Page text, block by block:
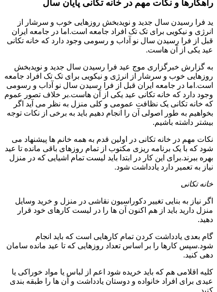
راهکارها و نکات مهم در خانه تکانی پایان سال
ید فرا رسیدن سال جدید و نویدبخش روزهایی خوب و سرشار از
انرژی و نیکویی برای تک تک افراد جامعه است.اما در جامعه ایران
قبل از فرا رسیدن سال نو آداب و رسومی وجود دارد که خانه تکانی
عید یکی از آن هاست.
به گزارش خبرگزاری موج عید فرا رسیدن سال جدید و نویدبخش
روزهایی خوب و سرشار از انرژی و نیکویی برای تک تک افراد جامعه
است.اما در جامعه ایران قبل از فرا رسیدن سال نو آداب و رسومی
وجود دارد که خانه تکانی عید یکی از آن هاست.بر خلاف تصور عموم
که خانه تکانی یک نظافت عمومی و کلی منزل به نظر می آید اگر
بخواهیم به طور اصولی آن را انجام دهیم باید به برخی از نکات توجه
بیشتر داشته باشیم.
نکات مهم در خانه تکانی در اولین قدم به همه خانم ها پیشنهاد می
شود که با یک برنامه ریزی مکتوب از تمام روزهای باقی مانده تا عید
بهره ببرند.برای این کار در ابتدا باید لیست تمام اشیایی که در منزل
نیاز به تعمیر دارد یادداشت شود.
خانه تکانی
اگر نیاز به بنایی تغییر دکوراسیون نقاشی در منزل و خرید وسایل
منزل دارید باید از هم اکنون آن ها را در لیست کارهای خود قرار
دهید.
گام بعدی یادداشت کردن تمام کارهایی است که باید انجام
شود.سپس کارها را بر اساس تعداد روزهایی که تا عید مانده سامان
دهی کنید.
کلیه اقلامی هم که باید خریده شود اعم از لباس یا مواد خوراکی یا
عیدی برای افراد خانواده و دوستان یادداشت و آن ها را طبقه بندی
کنید.